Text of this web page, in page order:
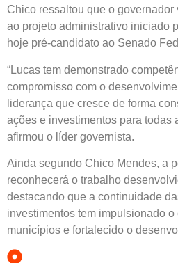
Chico ressaltou que o
ao projeto administrativo iniciado
hoje pré-candidato ao Senado
“Lucas tem demonstrado
compromisso com o
liderança que cresce de forma
ações e investimentos para todas
afirmou o líder governista.
Ainda segundo Chico Mendes, a
reconhecerá o trabalho
destacando que a continuidade
investimentos tem impulsionado
municípios e fortalecido o